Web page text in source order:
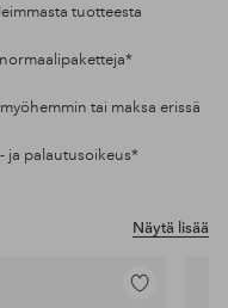
tuotteesta
tai maksa erissä
ja palautusoikeus*
Näytä lisää
Lisää